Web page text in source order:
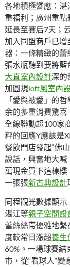
各地積極響應：湛
重福利；廣州重
延長至賽后7天；
加入同盟商戶已
器：一條精緻的蕾
張水瓶聽到要將
大直室內設計深的
加圓規loft風室內
「愛與被愛」的
余的多重消費驚喜
全線聯動超100家
秤的回應Y應該是
餐飲門店發起“佛
說話，興奮地大喊
萬現金買下這棟樓
一張張新古典設計
同程觀光數據顯示
湛江等親子空間設
蕾絲絲帶優雅地
度較常日漲超養生
60%。一場球賽結
市，從“看球人”變